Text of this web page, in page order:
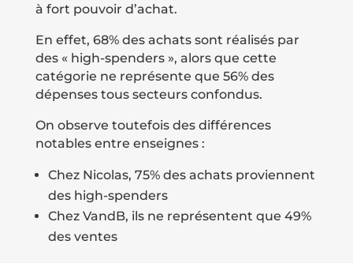
à fort pouvoir d’achat.
En effet, 68% des achats sont réalisés par
des « high-spenders », alors que cette
catégorie ne représente que 56% des
dépenses tous secteurs confondus.
On observe toutefois des différences
notables entre enseignes :
Chez Nicolas, 75% des achats proviennent
des high-spenders
Chez VandB, ils ne représentent que 49%
des ventes